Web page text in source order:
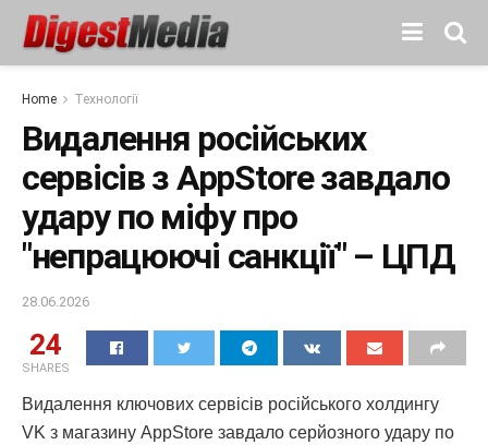
Home Технології
Видалення російських
сервісів з AppStore завдало
удару по міфу про
"непрацюючі санкції" – ЦПД
28.06.2026
24
SHARES
Видалення ключових сервісів російського холдингу
VK з магазину AppStore завдало серйозного удару по